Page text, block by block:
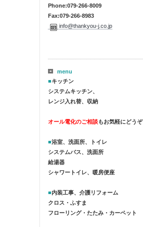
Phone:079-266-8009
Fax:079-266-8983
info@thankyou-j.co.jp
menu
■キッチン
システムキッチン、
レンジ入れ替、収納
オール電化のご相談もお気軽にどうぞ
■浴室、洗面所、トイレ
システムバス、洗面所
給湯器
シャワートイレ、暖房便座
■内装工事、介護リフォーム
クロス・ふすま
フローリング・たたみ・カーペット